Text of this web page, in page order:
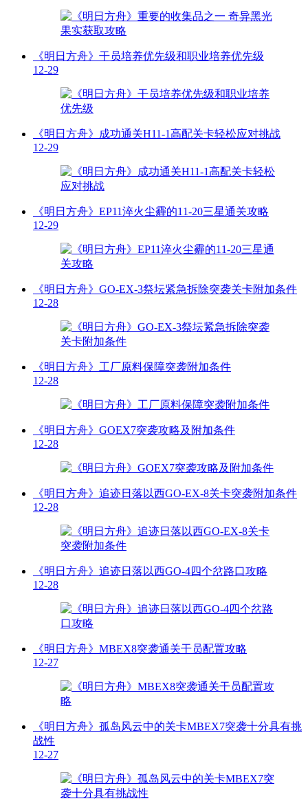
《明日方舟》干员培养优先级和职业培养优先级
12-29
《明日方舟》成功通关H11-1高配关卡轻松应对挑战
12-29
《明日方舟》EP11淬火尘霾的11-20三星通关攻略
12-29
《明日方舟》GO-EX-3祭坛紧急拆除突袭关卡附加条件
12-28
《明日方舟》工厂原料保障突袭附加条件
12-28
《明日方舟》GOEX7突袭攻略及附加条件
12-28
《明日方舟》追迹日落以西GO-EX-8关卡突袭附加条件
12-28
《明日方舟》追迹日落以西GO-4四个岔路口攻略
12-28
《明日方舟》MBEX8突袭通关干员配置攻略
12-27
《明日方舟》孤岛风云中的关卡MBEX7突袭十分具有挑
战性
12-27